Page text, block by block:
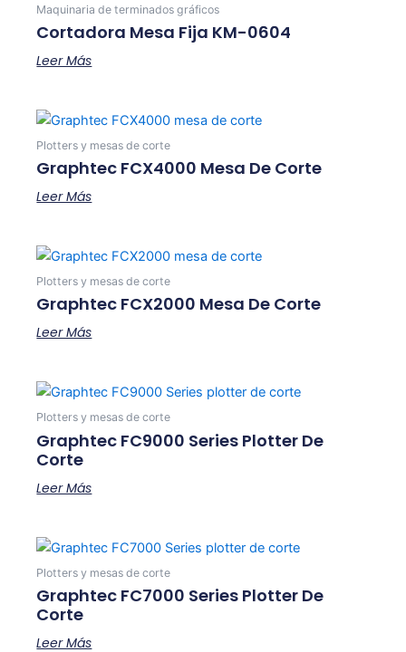
Maquinaria de terminados gráficos
Cortadora Mesa Fija KM-0604
Leer Más
Plotters y mesas de corte
Graphtec FCX4000 Mesa De Corte
Leer Más
Plotters y mesas de corte
Graphtec FCX2000 Mesa De Corte
Leer Más
Plotters y mesas de corte
Graphtec FC9000 Series Plotter De
Corte
Leer Más
Plotters y mesas de corte
Graphtec FC7000 Series Plotter De
Corte
Leer Más